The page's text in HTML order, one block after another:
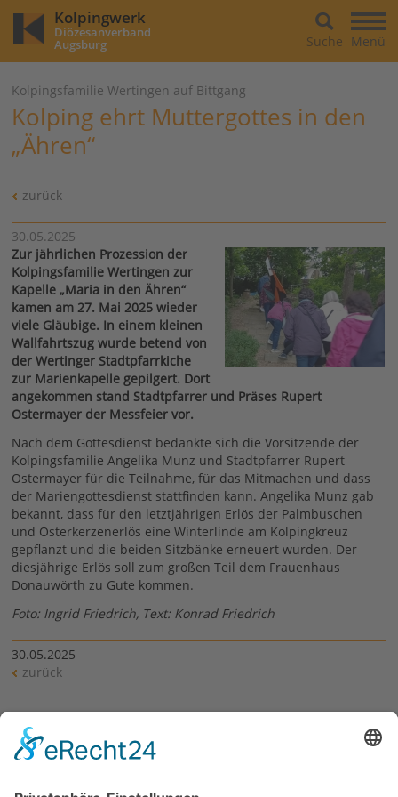
Kolpingwerk
Diözesanverband
Augsburg Menü
Suche
Kolpingsfamilie Wertingen auf Bittgang
Kolping ehrt Muttergottes in den
„Ähren“
zurück
30.05.2025
Zur jährlichen Prozession der
Kolpingsfamilie Wertingen zur
Kapelle „Maria in den Ähren“
kamen am 27. Mai 2025 wieder
viele Gläubige. In einem kleinen
Wallfahrtszug wurde betend von
der Wertinger Stadtpfarrkiche
zur Marienkapelle gepilgert. Dort
angekommen stand Stadtpfarrer und Präses Rupert
Ostermayer der Messfeier vor.
Nach dem Gottesdienst bedankte sich die Vorsitzende der
Kolpingsfamilie Angelika Munz und Stadtpfarrer Rupert
Ostermayer für die Teilnahme, für das Mitmachen und dass
der Mariengottesdienst stattfinden kann. Angelika Munz gab
bekannt, dass für den letztjährigen Erlös der Palmbuschen
und Osterkerzenerlös eine Winterlinde am Kolpingkreuz
gepflanzt und die beiden Sitzbänke erneuert wurden. Der
diesjährige Erlös soll zum großen Teil dem Frauenhaus
Donauwörth zu Gute kommen.
Foto: Ingrid Friedrich, Text: Konrad Friedrich
30.05.2025
zurück